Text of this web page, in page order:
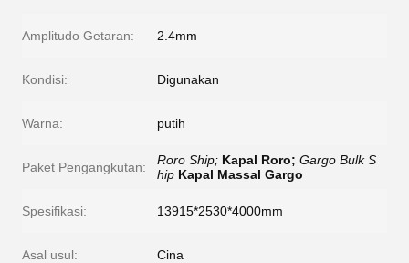
Amplitudo Getaran: 2.4mm
Kondisi: Digunakan
Warna: putih
Paket Pengangkutan: Roro Ship; Kapal Roro; Gargo Bulk S
hip Kapal Massal Gargo
Spesifikasi: 13915*2530*4000mm
Asal usul: Cina